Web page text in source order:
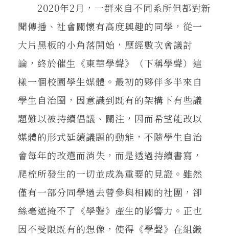
東華風景
2020年2月，一群來自不同系所但都對新
聞傳播、社會關懷有高度興趣的同學，從一
大片黑板的小角落開始，歷經數次會議討
論，終於催生《東華學聲》（下稱學聲）這
樣一個校園學生媒體。最初的夥伴多半來自
學生自治圈，因意識到既有的架構下有些議
題難以被持續倡議、關注，因而希望能改以
媒體的形式延續議題的動能，不隨學生自治
會每年的改選而消失，而是透過持續書寫，
爬梳所發生的一切並成為重要的見證。雖然
僅有一部分同學過去曾參與相關的社團，卻
絲毫遮掩不了《學聲》產生的影響力。正也
因不受限既有的想像，使得《學聲》在組織